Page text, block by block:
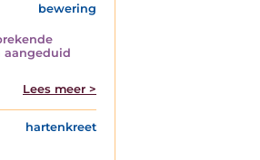
bewering
aangeduid
Lees meer >
hartenkreet